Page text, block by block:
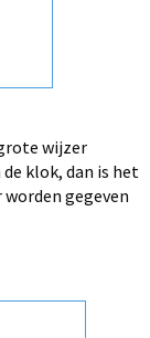
wijzer
klok, dan is het
gegeven